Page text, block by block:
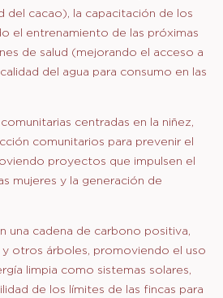
del cacao), la capacitación de los
el entrenamiento de las próximas
de salud (mejorando el acceso a
del agua para consumo en las
centradas en la niñez,
comunitarios para prevenir el
proyectos que impulsen el
mujeres y la generación de
una cadena de carbono positiva,
otros árboles, promoviendo el uso
limpia como sistemas solares,
de los límites de las fincas para